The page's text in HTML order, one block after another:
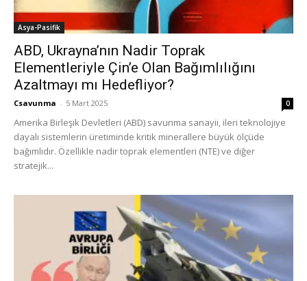
Asya-Pasifik
ABD, Ukrayna’nın Nadir Toprak
Elementleriyle Çin’e Olan Bağımlılığını
Azaltmayı mı Hedefliyor?
Csavunma - 5 Mart 2025 0
Amerika Birleşik Devletleri (ABD) savunma sanayii, ileri teknolojiye
dayalı sistemlerin üretiminde kritik minerallere büyük ölçüde
bağımlıdır. Özellikle nadir toprak elementleri (NTE) ve diğer
stratejik...